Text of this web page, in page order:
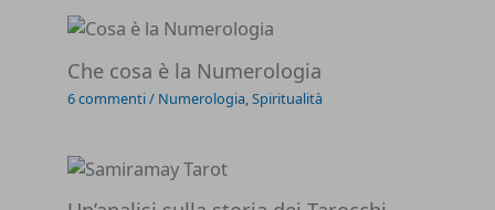
Che cosa è la Numerologia
6 commenti/ Numerologia,Spiritualità